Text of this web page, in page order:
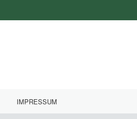
IMPRESSUM